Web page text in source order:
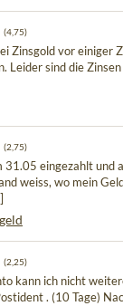
(4,75)
Zinsgold vor einiger
Leider sind die
(2,75)
31.05 eingezahlt und
weiss, wo mein
(2,25)
kann ich nicht
. (10 Tage)